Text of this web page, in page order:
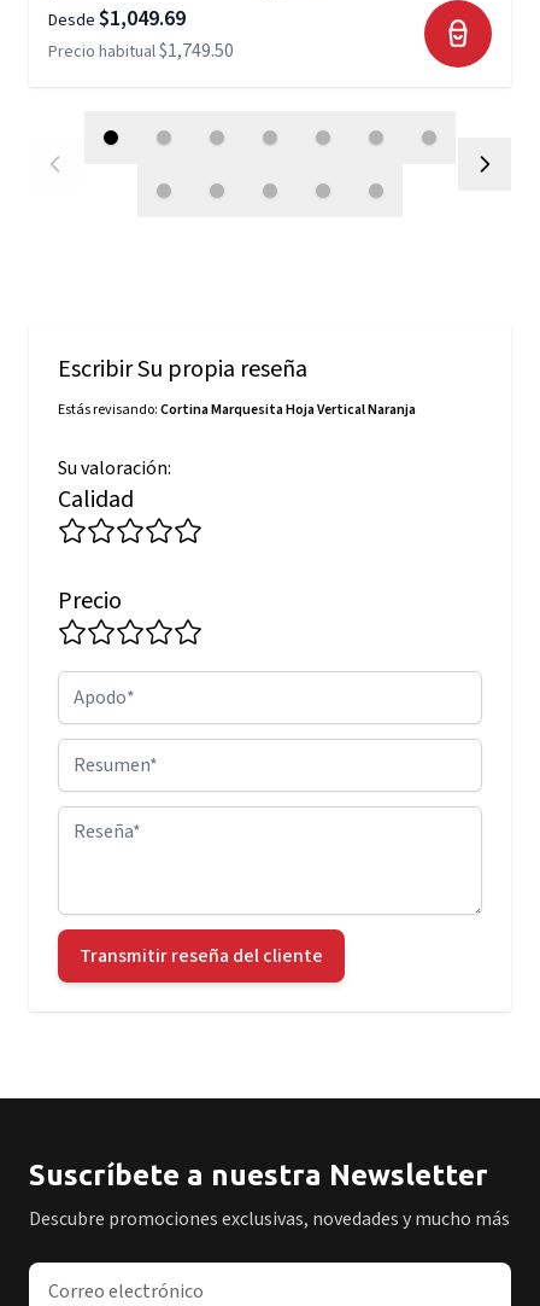
Desde $1,049.69
Precio habitual$1,749.50
Escribir Su propia reseña
Estás revisando:Cortina Marquesita Hoja Vertical Naranja
Su valoración:
Calidad
Precio
Apodo
Resumen
Reseña
Transmitir reseña del cliente
Suscríbete a nuestra Newsletter
Descubre promociones exclusivas, novedades y mucho más
Dirección de correo electrónico